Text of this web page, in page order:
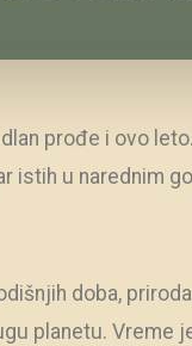
dlan prođe i ovo
istih u narednim
doba,
planetu. Vreme